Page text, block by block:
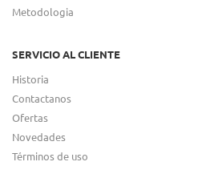
Metodologia
SERVICIO AL CLIENTE
Historia
Contactanos
Ofertas
Novedades
Términos de uso